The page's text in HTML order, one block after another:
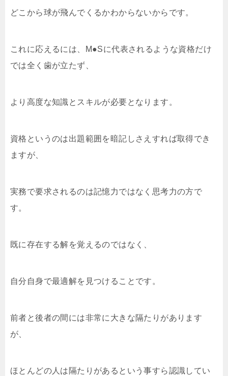
どこから球が飛んでくるかわからないからです。
これに応えるには、M●Sに代表されるような資格だけ
では全く歯が立たず、
より高度な知識とスキルが必要となります。
資格というのは出題範囲を暗記しさえすれば取得でき
ますが、
実務で要求されるのは記憶力ではなく思考力の方で
す。
既に存在する解を覚えるのではなく、
自分自身で最適解を見つけることです。
前者と後者の間には非常に大きな隔たりがあります
が、
ほとんどの人は隔たりがあるという事すら認識してい